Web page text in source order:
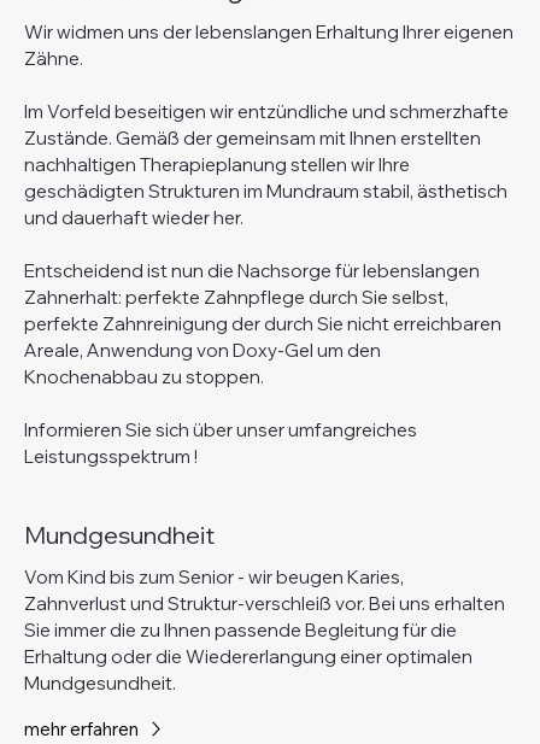
Wir widmen uns der lebenslangen Erhaltung Ihrer eigenen
Zähne.
Im Vorfeld beseitigen wir entzündliche und schmerzhafte
Zustände. Gemäß der gemeinsam mit Ihnen erstellten
nachhaltigen Therapieplanung stellen wir Ihre
geschädigten Strukturen im Mundraum stabil, ästhetisch
und dauerhaft wieder her.
Entscheidend ist nun die Nachsorge für lebenslangen
Zahnerhalt: perfekte Zahnpflege durch Sie selbst,
perfekte Zahnreinigung der durch Sie nicht erreichbaren
Areale, Anwendung von Doxy-Gel um den
Knochenabbau zu stoppen.
Informieren Sie sich über unser umfangreiches
Leistungsspektrum !
Mundgesundheit
Vom Kind bis zum Senior - wir beugen Karies,
Zahnverlust und Struktur-verschleiß vor. Bei uns erhalten
Sie immer die zu Ihnen passende Begleitung für die
Erhaltung oder die Wiedererlangung einer optimalen
Mundgesundheit.
mehr erfahren